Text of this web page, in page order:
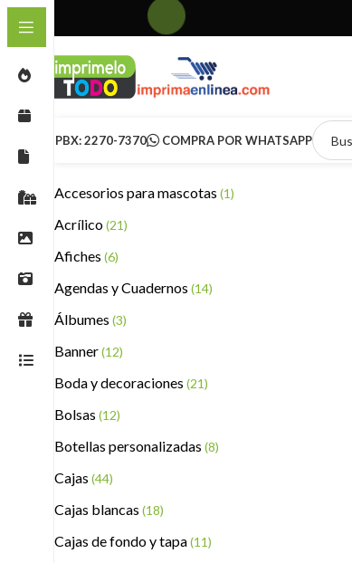
PBX: 2270-7370 COMPRA POR WHATSAPP
Accesorios para mascotas (1)
Acrílico(21)
Afiches (6)
Agendas y Cuadernos (14)
Álbumes (3)
Banner(12)
Boda y decoraciones (21)
Bolsas (12)
Botellas personalizadas (8)
Cajas (44)
Cajas blancas (18)
Cajas de fondo y tapa(11)